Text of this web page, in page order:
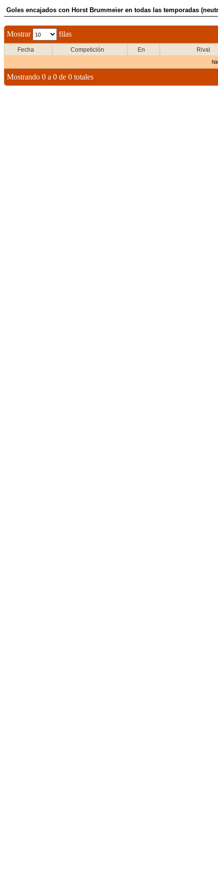
Goles encajados con Horst Brummeier en todas las temporadas
Mostrar filas
Fecha Competición En Rival
Mostrando 0 a 0 de 0 totales